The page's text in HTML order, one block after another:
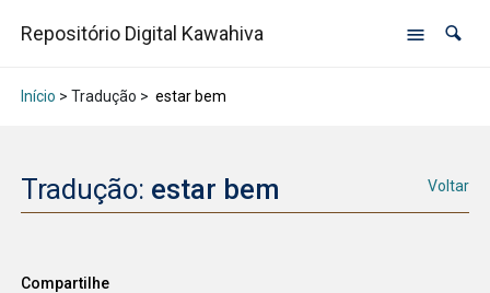
Repositório Digital Kawahiva
Início > Tradução > estar bem
Tradução: estar bem Voltar
Compartilhe